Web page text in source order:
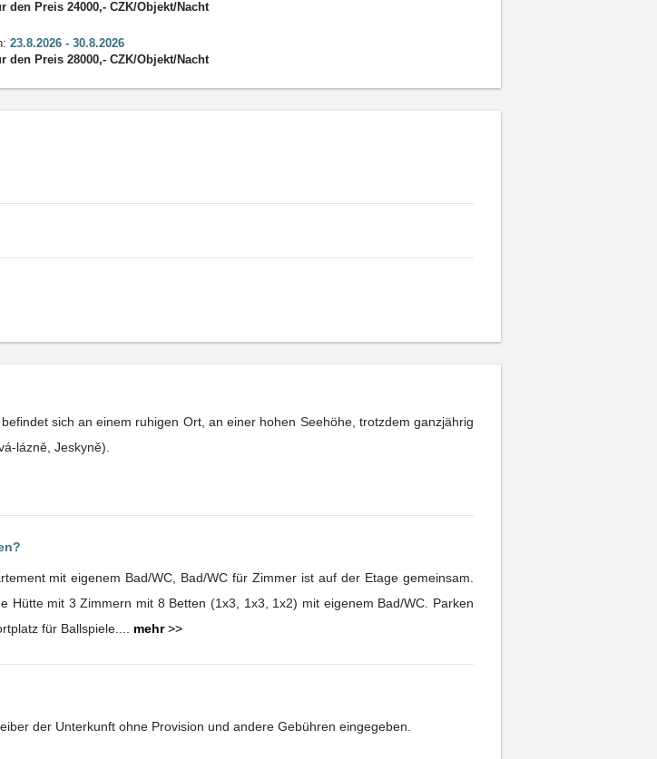
den Preis 24000,- CZK/Objekt/Nacht
23.8.2026 - 30.8.2026
den Preis 28000,- CZK/Objekt/Nacht
sich an einem ruhigen Ort, an einer hohen Seehöhe, trotzdem ganzjährig
lázně, Jeskyně).
mit eigenem Bad/WC, Bad/WC für Zimmer ist auf der Etage gemeinsam.
mit 3 Zimmern mit 8 Betten (1x3, 1x3, 1x2) mit eigenem Bad/WC. Parken
für Ballspiele.... mehr>>
der Unterkunft ohne Provision und andere Gebühren eingegeben.